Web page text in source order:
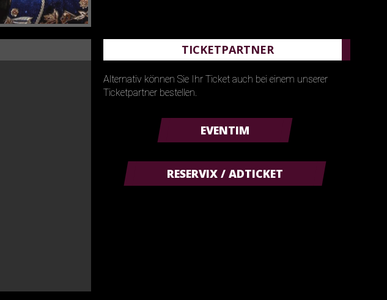
TICKETPARTNER
Alternativ können Sie Ihr Ticket auch bei einem unserer
Ticketpartner bestellen.
EVENTIM
RESERVIX / ADTICKET